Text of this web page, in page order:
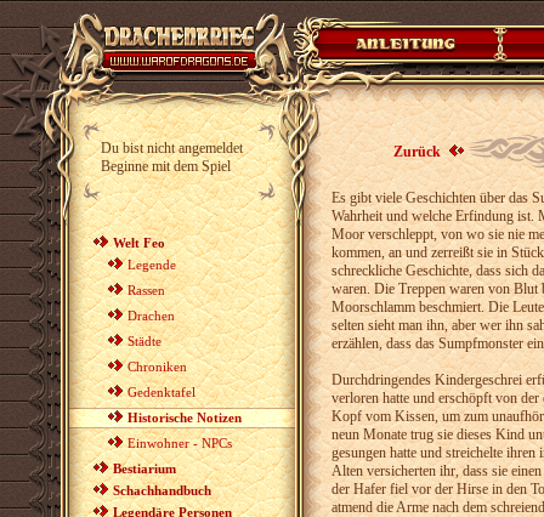
Du bist nicht angemeldet
Beginne mit dem Spiel
Welt Feo
Legende
Rassen
Drachen
Städte
Chroniken
Gedenktafel
Historische Notizen
Einwohner - NPCs
Bestiarium
Schachhandbuch
Legendäre Personen
Zurück
Es gibt viele Geschichten über das
Wahrheit und welche Erfindung ist.
Moor verschleppt, von wo sie nie
kommen, an und zerreißt sie in
schreckliche Geschichte, dass sich
waren. Die Treppen waren von Blut
Moorschlamm beschmiert. Die
selten sieht man ihn, aber wer ihn
erzählen, dass das Sumpfmonster
Durchdringendes Kindergeschrei
verloren hatte und erschöpft von
Kopf vom Kissen, um zum
neun Monate trug sie dieses Kind
gesungen hatte und streichelte
Alten versicherten ihr, dass sie
der Hafer fiel vor der Hirse in den
atmend die Arme nach dem